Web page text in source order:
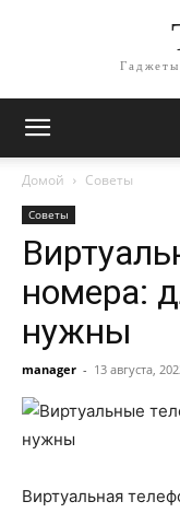
Домой Советы
Советы
номера:
нужны
manager - 13 августа,
Виртуальная